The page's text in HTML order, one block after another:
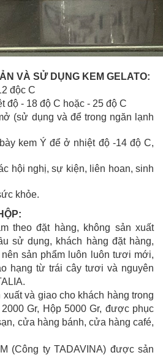
VÀ SỬ DỤNG KEM GELATO:
độc C
độ - 18 độ C hoặc - 25 độ C
(sử dụng và để trong ngăn lạnh
kem Ý để ở nhiệt độ -14 độ C,
hội nghị, sự kiện, liên hoan, sinh
khỏe.
theo đặt hàng, không sản xuất
sử dụng, khách hàng đặt hàng,
sản phẩm luôn luôn tươi mới,
hạng từ trái cây tươi và nguyên
và giao cho khách hàng trong
Gr, Hộp 5000 Gr, được phục
cửa hàng bánh, cửa hàng café,
(Công ty TADAVINA) được sản